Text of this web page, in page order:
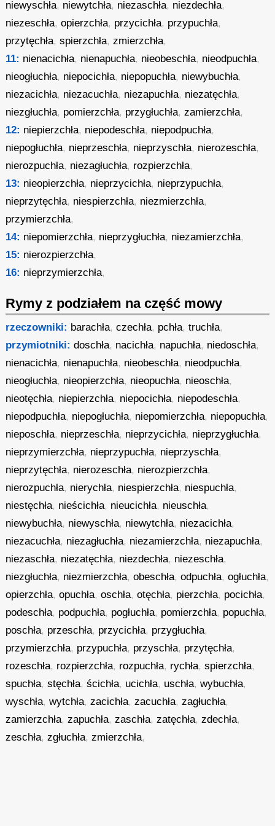
niewyschła, niewytchła, niezaschła, niezdechła,
niezeschła,opierzchła, przycichła, przypuchła,
przytęchła,spierzchła,zmierzchła,
11: nienacichła, nienapuchła, nieobeschła, nieodpuchła,
nieogłuchła, niepocichła, niepopuchła, niewybuchła,
niezacichła, niezacuchła, niezapuchła, niezatęchła,
niezgłuchła, pomierzchła, przygłuchła,zamierzchła,
12: niepierzchła, niepodeschła, niepodpuchła,
niepogłuchła, nieprzeschła, nieprzyschła, nierozeschła,
nierozpuchła, niezagłuchła, rozpierzchła,
13: nieopierzchła, nieprzycichła, nieprzypuchła,
nieprzytęchła, niespierzchła, niezmierzchła,
przymierzchła,
14: niepomierzchła, nieprzygłuchła, niezamierzchła,
15: nierozpierzchła,
16: nieprzymierzchła,
Rymy z podziałem na część mowy
rzeczowniki: barachła,czechła, pchła,truchła,
przymiotniki: doschła, nacichła, napuchła, niedoschła,
nienacichła, nienapuchła, nieobeschła, nieodpuchła,
nieogłuchła, nieopierzchła, nieopuchła, nieoschła,
nieotęchła, niepierzchła, niepocichła, niepodeschła,
niepodpuchła, niepogłuchła, niepomierzchła, niepopuchła,
nieposchła, nieprzeschła, nieprzycichła, nieprzygłuchła,
nieprzymierzchła, nieprzypuchła, nieprzyschła,
nieprzytęchła, nierozeschła, nierozpierzchła,
nierozpuchła, nierychła, niespierzchła, niespuchła,
niestęchła, nieścichła, nieucichła, nieuschła,
niewybuchła, niewyschła, niewytchła, niezacichła,
niezacuchła, niezagłuchła, niezamierzchła, niezapuchła,
niezaschła, niezatęchła, niezdechła, niezeschła,
niezgłuchła, niezmierzchła,obeschła,odpuchła,ogłuchła,
opierzchła,opuchła,oschła,otęchła, pierzchła, pocichła,
podeschła, podpuchła, pogłuchła, pomierzchła, popuchła,
poschła, przeschła, przycichła, przygłuchła,
przymierzchła, przypuchła, przyschła, przytęchła,
rozeschła, rozpierzchła, rozpuchła, rychła,spierzchła,
spuchła,stęchła,ścichła, ucichła, uschła,wybuchła,
wyschła,wytchła,zacichła,zacuchła,zagłuchła,
zamierzchła,zapuchła,zaschła,zatęchła,zdechła,
zeschła,zgłuchła,zmierzchła,